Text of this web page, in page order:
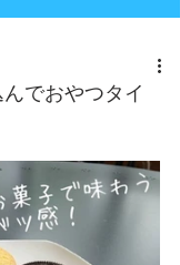
でおやつタイ